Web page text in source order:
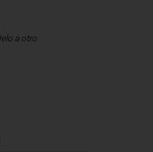
a otro